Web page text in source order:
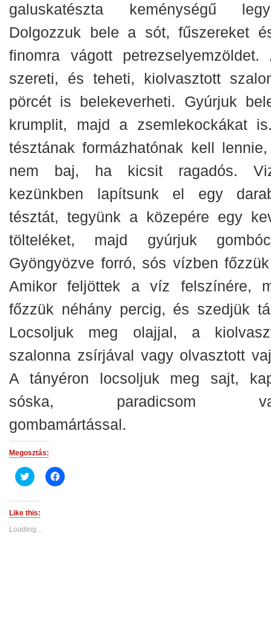
galuskatészta keménységű
Dolgozzuk bele a sót, fűszereket
finomra vágott petrezselyemzöldet.
szereti, és teheti, kiolvasztott
pörcét is belekeverheti. Gyúrjuk
krumplit, majd a zsemlekockákat
tésztának formázhatónak kell
nem baj, ha kicsit ragadós.
kezünkben lapítsunk el egy
tésztát, tegyünk a közepére egy
tölteléket, majd gyúrjuk
Gyöngyözve forró, sós vízben
Amikor feljöttek a víz felszínére,
főzzük néhány percig, és szedjük
Locsoljuk meg olajjal, a
szalonna zsírjával vagy olvasztott
A tányéron locsoljuk meg sajt,
sóska, paradicsom
gombamártással.
Megosztás:
Click
to
(Opens
new
Click
to
Like this:
Loading...